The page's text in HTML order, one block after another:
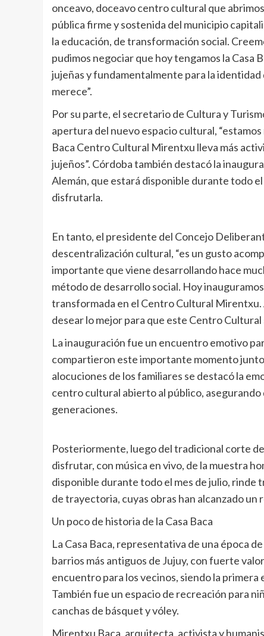
onceavo, doceavo centro cultural que
pública firme y sostenida del municipio
la educación, de transformación social.
pudimos negociar que hoy tengamos la
jujeñas y fundamentalmente para la
merece”.
Por su parte, el secretario de Cultura y
apertura del nuevo espacio cultural,
Baca Centro Cultural Mirentxu lleva más
jujeños”. Córdoba también destacó la
Alemán, que estará disponible durante todo
disfrutarla.
En tanto, el presidente del Concejo
descentralización cultural, “es un gusto
importante que viene desarrollando hace
método de desarrollo social. Hoy
transformada en el Centro Cultural
desear lo mejor para que este Centro Cultural
La inauguración fue un encuentro emotivo
compartieron este importante momento
alocuciones de los familiares se destacó la
centro cultural abierto al público, asegurando
generaciones.
Posteriormente, luego del tradicional corte
disfrutar, con música en vivo, de la muestra
disponible durante todo el mes de julio, rinde
de trayectoria, cuyas obras han alcanzado
Un poco de historia de la Casa Baca
La Casa Baca, representativa de una época
barrios más antiguos de Jujuy, con fuerte
encuentro para los vecinos, siendo la
También fue un espacio de recreación para
canchas de básquet y vóley.
Mirentxu Baca, arquitecta, activista y